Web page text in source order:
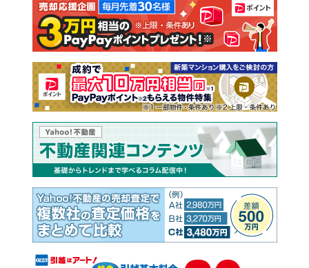
注文住宅 土地
売却査定